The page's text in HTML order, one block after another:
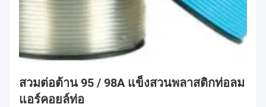
สวมต่อต้าน 95 / 98A แข็งสวนพลาสติกท่อลม
แอร์คอยล์ท่อ